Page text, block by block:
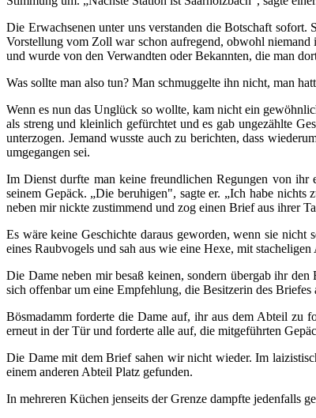
Die Erwachsenen unter uns verstanden die Botschaft sofort.
Vorstellung vom Zoll war schon aufregend, obwohl
und wurde von den Verwandten oder Bekannten, die man
Was sollte man also tun? Man schmuggelte ihn nicht, man
Wenn es nun das Unglück so wollte, kam nicht ein
als streng und kleinlich gefürchtet und es gab ungezählte
unterzogen. Jemand wusste auch zu berichten, dass
umgegangen sei.
Im Dienst durfte man keine freundlichen Regungen von ihr
seinem Gepäck. „Die beruhigen", sagte er. „Ich habe
neben mir nickte zustimmend und zog einen Brief aus ihrer
Es wäre keine Geschichte daraus geworden, wenn sie
eines Raubvogels und sah aus wie eine Hexe, mit
Die Dame neben mir besaß keinen, sondern übergab ihr
sich offenbar um eine Empfehlung, die Besitzerin des
Bösmadamm forderte die Dame auf, ihr aus dem Abteil zu
erneut in der Tür und forderte alle auf, die mitgeführten
Die Dame mit dem Brief sahen wir nicht wieder. Im
einem anderen Abteil Platz gefunden.
In mehreren Küchen jenseits der Grenze dampfte jedenfalls